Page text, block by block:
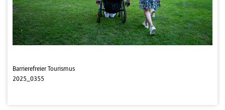
Barrierefreier Tourismus
2025_0355